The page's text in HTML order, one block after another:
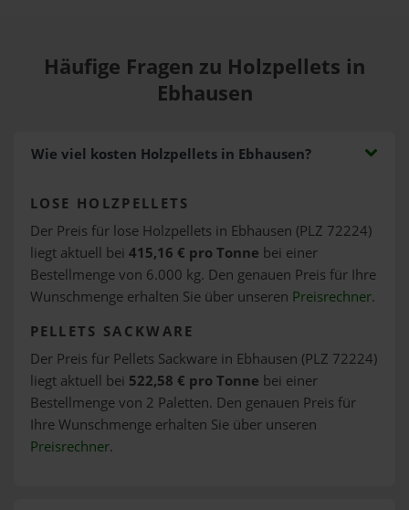
Häufige Fragen zu Holzpellets in
Ebhausen
Wie viel kosten Holzpellets in Ebhausen?
LOSE HOLZPELLETS
Der Preis für lose Holzpellets in Ebhausen (PLZ 72224)
liegt aktuell bei 415,16 € pro Tonne bei einer
Bestellmenge von 6.000 kg. Den genauen Preis für Ihre
Wunschmenge erhalten Sie über unseren Preisrechner.
PELLETS SACKWARE
Der Preis für Pellets Sackware in Ebhausen (PLZ 72224)
liegt aktuell bei 522,58 € pro Tonne bei einer
Bestellmenge von 2 Paletten. Den genauen Preis für
Ihre Wunschmenge erhalten Sie über unseren
Preisrechner.